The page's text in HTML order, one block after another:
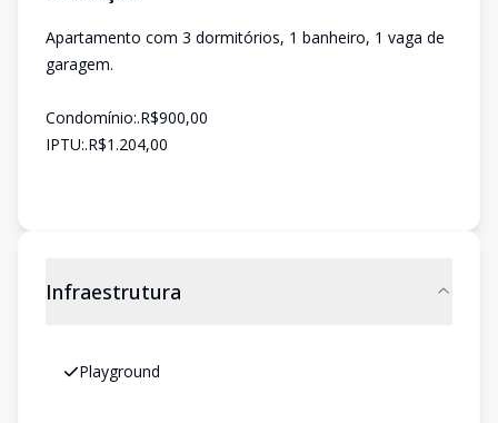
Apartamento com 3 dormitórios, 1 banheiro, 1 vaga de
garagem.
Condomínio:.R$900,00
IPTU:.R$1.204,00
Infraestrutura
Playground